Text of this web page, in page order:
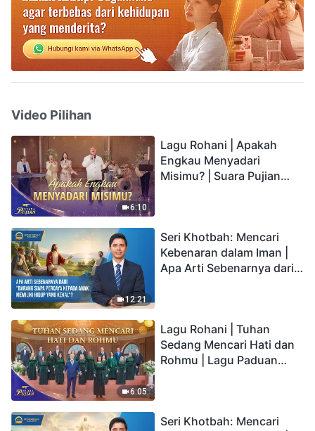
Video Pilihan
6:10
Lagu Rohani | Apakah
Engkau Menyadari
Misimu? | Suara Pujian
12:21
Seri Khotbah: Mencari
Kebenaran dalam Iman |
Apa Arti Sebenarnya dari
6:05
Lagu Rohani | Tuhan
Sedang Mencari Hati dan
Rohmu | Lagu Paduan
Seri Khotbah: Mencari